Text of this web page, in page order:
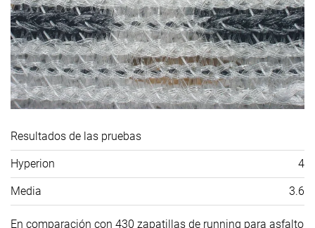
Resultados de las pruebas
Hyperion 4
Media 3.6
En comparación con 430 zapatillas de running para asfalto